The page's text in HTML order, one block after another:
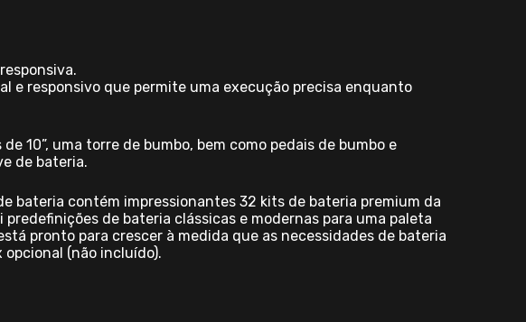
e responsivo que permite uma execução precisa enquanto
10”, uma torre de bumbo, bem como pedais de bumbo e
de bateria.
bateria contém impressionantes 32 kits de bateria premium da
de bateria clássicas e modernas para uma paleta
pronto para crescer à medida que as necessidades de bateria
(não incluído).